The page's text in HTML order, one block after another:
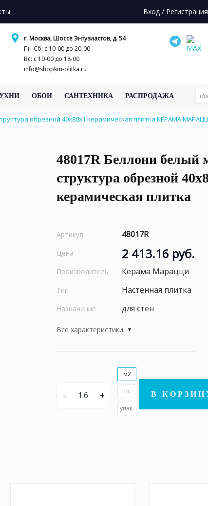
Вход / Регистрация
г. Москва, Шоссе Энтузиастов, д. 54
Пн-Сб: с 10-00 до 20-00
Вс: с 10-00 до 18-00
info@shopkm-plitka.ru
ОБОИ САНТЕХНИКА РАСПРОДАЖА
обрезной 40x80x1 керамическая плитка КЕРАМА
48017R Беллони белый
структура обрезной
керамическая плитка
Артикул 48017R
Цена 2 413.16 руб.
Производитель Керама Марацци
Тип Настенная плитка
Назначение для стен
Все характеристики
– +
м2
шт.
упак.
В